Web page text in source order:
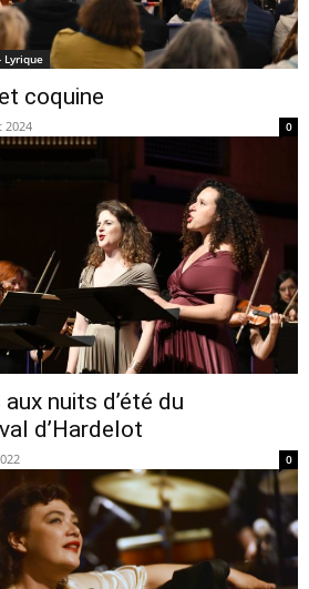
Lyrique
coquine
2024 0
nuits d’été du
d’Hardelot
0